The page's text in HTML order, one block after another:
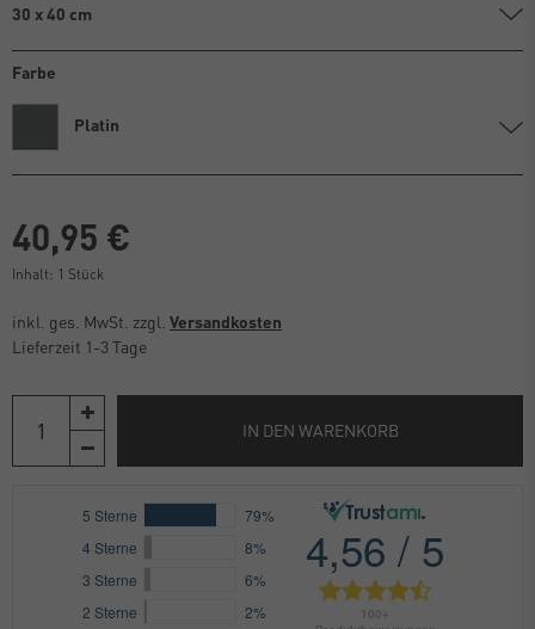
30 x 40 cm
Farbe
Platin
40,95 €
Inhalt: 1 Stück
inkl. ges. MwSt. zzgl. Versandkosten
Lieferzeit 1-3 Tage
IN DEN WARENKORB